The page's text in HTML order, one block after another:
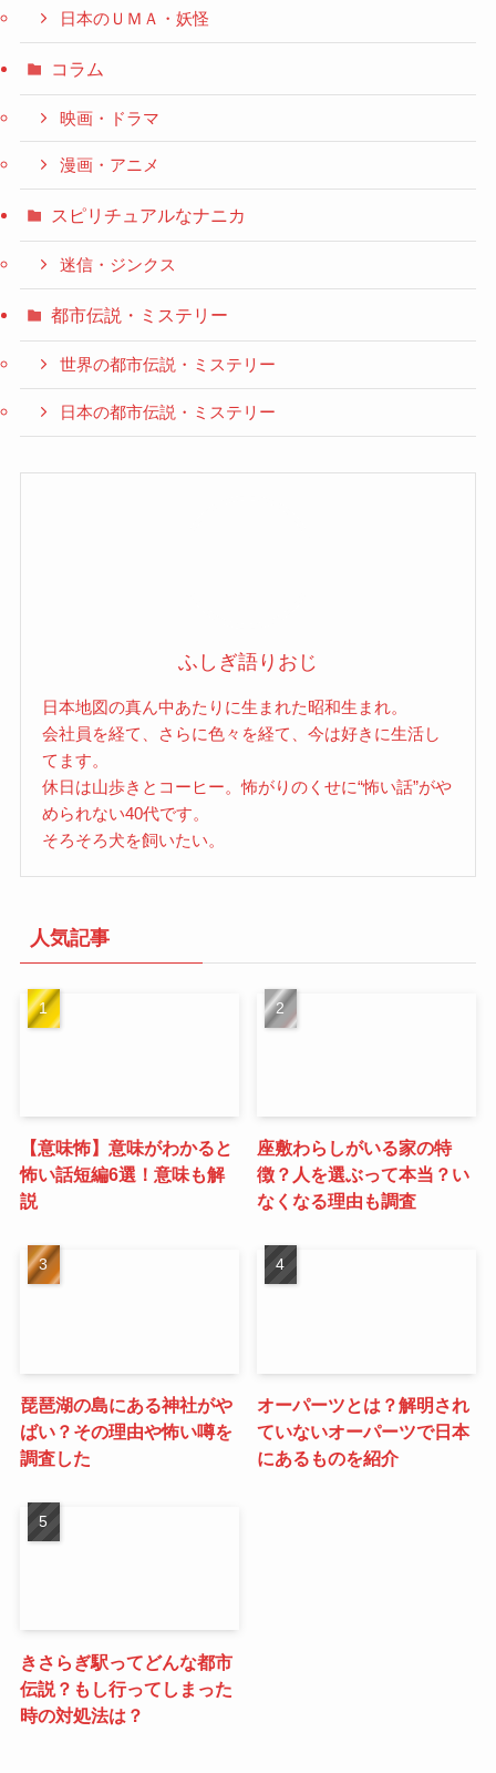
日本のＵＭＡ・妖怪
コラム
映画・ドラマ
漫画・アニメ
スピリチュアルなナニカ
迷信・ジンクス
都市伝説・ミステリー
世界の都市伝説・ミステリー
日本の都市伝説・ミステリー
ふしぎ語りおじ
日本地図の真ん中あたりに生まれた昭和生まれ。
会社員を経て、さらに色々を経て、今は好きに生活し
てます。
休日は山歩きとコーヒー。怖がりのくせに“怖い話”がや
められない40代です。
そろそろ犬を飼いたい。
人気記事
【意味怖】意味がわかると
怖い話短編6選！意味も解
説
座敷わらしがいる家の特
徴？人を選ぶって本当？い
なくなる理由も調査
琵琶湖の島にある神社がや
ばい？その理由や怖い噂を
調査した
オーパーツとは？解明され
ていないオーパーツで日本
にあるものを紹介
きさらぎ駅ってどんな都市
伝説？もし行ってしまった
時の対処法は？